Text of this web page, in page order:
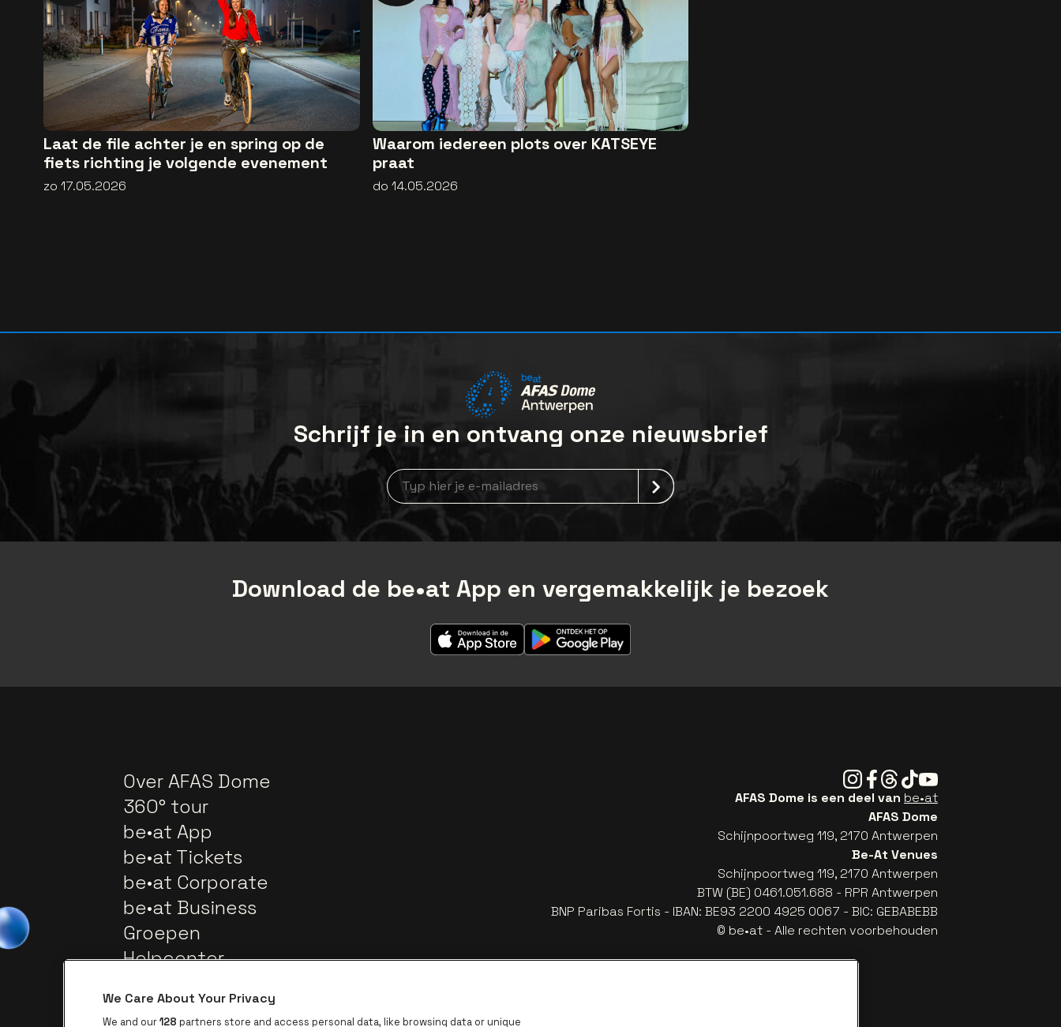
Laat de file achter je en spring op de
fiets richting je volgende evenement
zo 17.05.2026
Waarom iedereen plots over KATSEYE
praat
do 14.05.2026
Schrijf je in en ontvang onze nieuwsbrief
Nieuwsbrief aanmelding
Download de be•at App en vergemakkelijk je bezoek
Over AFAS Dome
360° tour
be•at App
be•at Tickets
be•at Corporate
be•at Business
Groepen
Helpcenter
Instagram
Facebook
Threads
TiktokYoutube
AFAS Dome is een deel van be•at
AFAS Dome
Schijnpoortweg 119, 2170 Antwerpen
Be-At Venues
Schijnpoortweg 119, 2170 Antwerpen
BTW (BE) 0461.051.688 - RPR Antwerpen
BNP Paribas Fortis - IBAN: BE93 2200 4925 0067 - BIC: GEBABEBB
© be•at - Alle rechten voorbehouden
We Care About Your Privacy
We and our128 partners store and access personal data, like browsing data or unique